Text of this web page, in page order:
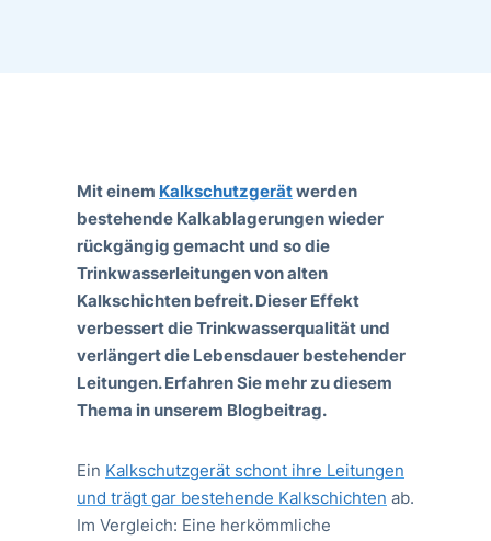
Mit einem Kalkschutzgerätwerden
bestehende Kalkablagerungen wieder
rückgängig gemacht und so die
Trinkwasserleitungen von alten
Kalkschichten befreit. Dieser Effekt
verbessert die Trinkwasserqualität und
verlängert die Lebensdauer bestehender
Leitungen. Erfahren Sie mehr zu diesem
Thema in unserem Blogbeitrag.
Ein Kalkschutzgerät schont ihre Leitungen
und trägt gar bestehende Kalkschichten ab.
Im Vergleich: Eine herkömmliche